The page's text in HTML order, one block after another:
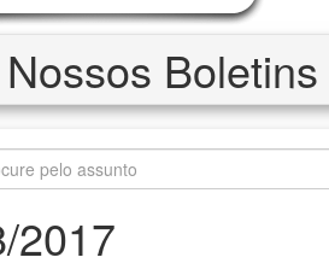
Nossos Boletins
2017